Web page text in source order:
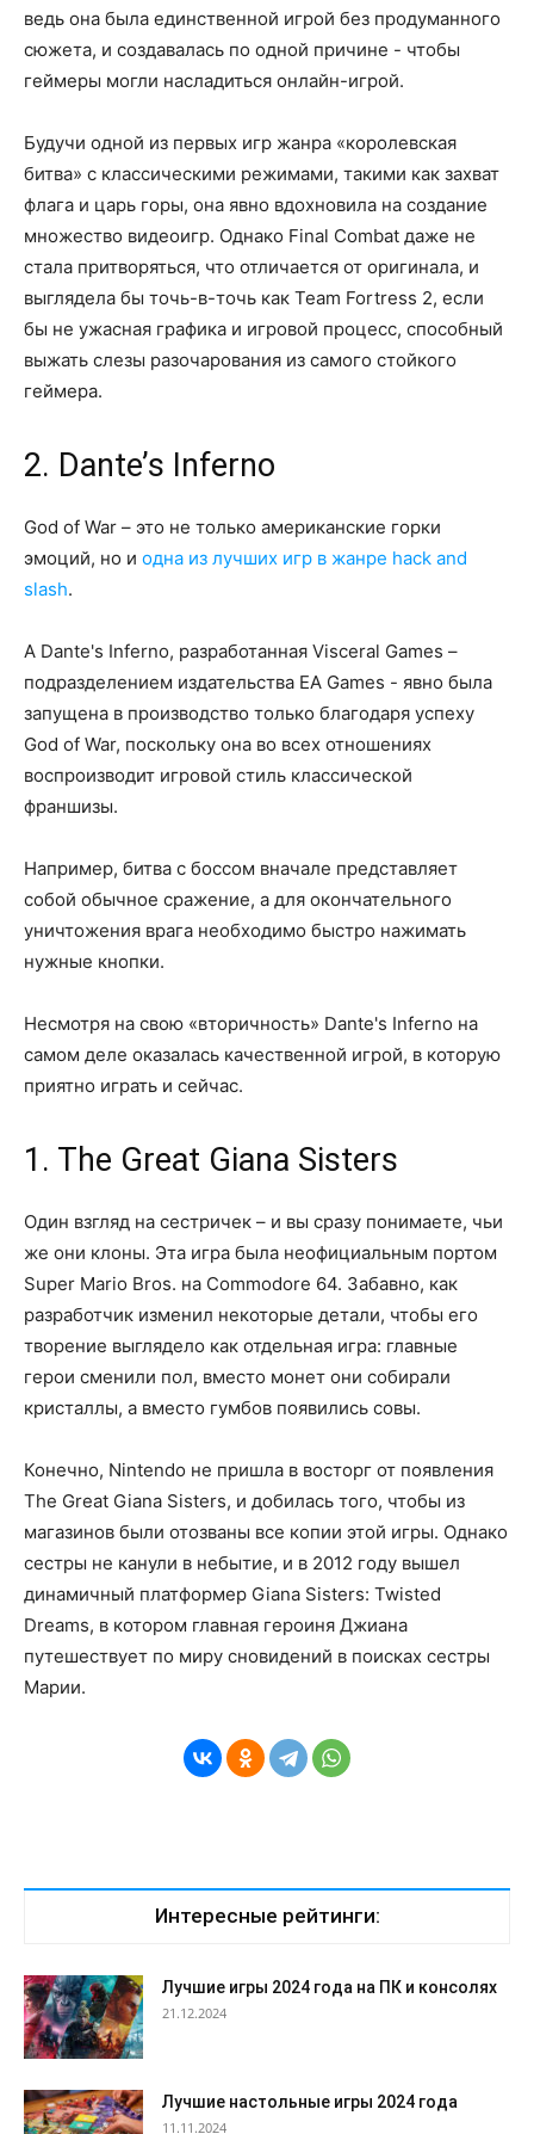
ведь она была единственной игрой без продуманного
сюжета, и создавалась по одной причине - чтобы
геймеры могли насладиться онлайн-игрой.
Будучи одной из первых игр жанра «королевская
битва» с классическими режимами, такими как захват
флага и царь горы, она явно вдохновила на создание
множество видеоигр. Однако Final Combat даже не
стала притворяться, что отличается от оригинала, и
выглядела бы точь-в-точь как Team Fortress 2, если
бы не ужасная графика и игровой процесс, способный
выжать слезы разочарования из самого стойкого
геймера.
2. Dante’s Inferno
God of War – это не только американские горки
эмоций, но и одна из лучших игр в жанре hack and
slash.
А Dante's Inferno, разработанная Visceral Games –
подразделением издательства EA Games - явно была
запущена в производство только благодаря успеху
God of War, поскольку она во всех отношениях
воспроизводит игровой стиль классической
франшизы.
Например, битва с боссом вначале представляет
собой обычное сражение, а для окончательного
уничтожения врага необходимо быстро нажимать
нужные кнопки.
Несмотря на свою «вторичность» Dante's Inferno на
самом деле оказалась качественной игрой, в которую
приятно играть и сейчас.
1. The Great Giana Sisters
Один взгляд на сестричек – и вы сразу понимаете, чьи
же они клоны. Эта игра была неофициальным портом
Super Mario Bros. на Commodore 64. Забавно, как
разработчик изменил некоторые детали, чтобы его
творение выглядело как отдельная игра: главные
герои сменили пол, вместо монет они собирали
кристаллы, а вместо гумбов появились совы.
Конечно, Nintendo не пришла в восторг от появления
The Great Giana Sisters, и добилась того, чтобы из
магазинов были отозваны все копии этой игры. Однако
сестры не канули в небытие, и в 2012 году вышел
динамичный платформер Giana Sisters: Twisted
Dreams, в котором главная героиня Джиана
путешествует по миру сновидений в поисках сестры
Марии.
Интересные рейтинги:
Лучшие игры 2024 года на ПК и консолях
21.12.2024
Лучшие настольные игры 2024 года
11.11.2024